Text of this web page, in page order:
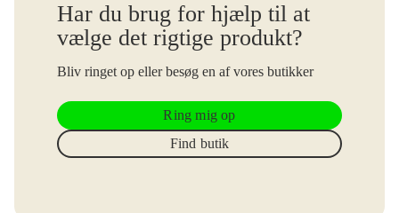
Har du brug for hjælp til at
vælge det rigtige produkt?
Bliv ringet op eller besøg en af vores butikker
Ring mig op
Find butik